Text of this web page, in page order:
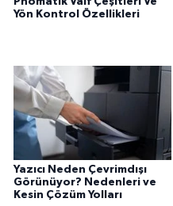
Yön Kontrol Özellikleri
Yazıcı Neden Çevrimdışı
Görünüyor? Nedenleri ve
Kesin Çözüm Yolları